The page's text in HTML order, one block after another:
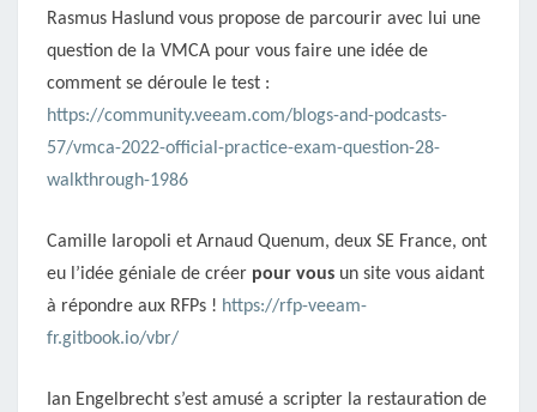
Rasmus Haslund vous propose de parcourir avec lui une
question de la VMCA pour vous faire une idée de
comment se déroule le test :
https://community.veeam.com/blogs-and-podcasts-
57/vmca-2022-official-practice-exam-question-28-
walkthrough-1986
Camille Iaropoli et Arnaud Quenum, deux SE France, ont
eu l’idée géniale de créer pour vous un site vous aidant
à répondre aux RFPs ! https://rfp-veeam-
fr.gitbook.io/vbr/
Ian Engelbrecht s’est amusé a scripter la restauration de